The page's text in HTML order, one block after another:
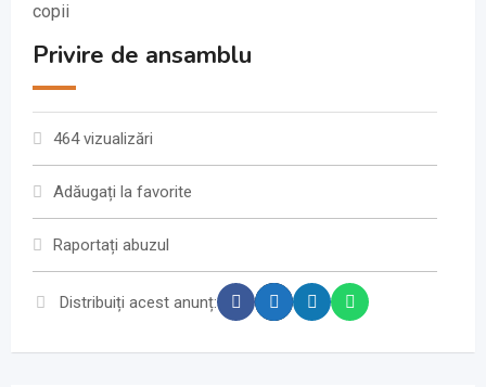
copii
Privire de ansamblu
464 vizualizări
Adăugați la favorite
Raportați abuzul
Distribuiți acest anunț: